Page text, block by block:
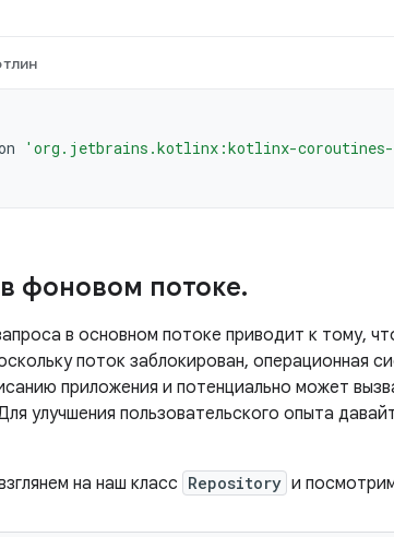
'org.jetbrains.kotlinx:kotlinx-coroutines-
фоновом потоке.
в основном потоке приводит к тому,
поток заблокирован, операционная
приложения и потенциально может
улучшения пользовательского опыта
на наш класс Repository и